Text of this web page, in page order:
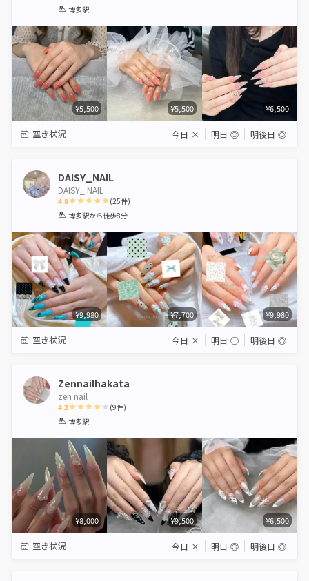
1 2 3
博多駅
¥5,500 ¥5,500 ¥6,500
空き状況 今日 × 明日 ◎ 明後日 ◎
DAISY_NAIL
DAISY_ NAIL
4.8
1 2 3 4 5
(25件)
博多駅から徒歩8分
¥9,980 ¥7,700 ¥9,980
空き状況 今日 × 明日 ◯ 明後日 ◎
Zennailhakata
zen nail
4.2
1 2 3
(9件)
博多駅
¥8,000 ¥9,500 ¥6,500
空き状況 今日 × 明日 ◎ 明後日 ◎